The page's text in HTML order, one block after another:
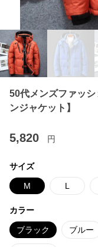
50代メンズファッ
ンジャケット】
5,820 円
サイズ
M L
カラー
ブラック ブルー